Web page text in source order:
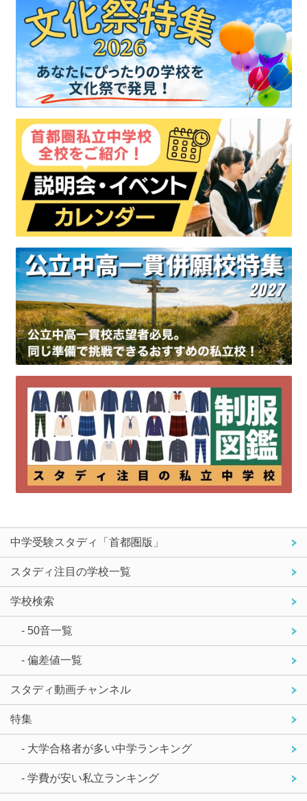
中学受験スタディ「首都圏版」
スタディ注目の学校一覧
学校検索
- 50音一覧
- 偏差値一覧
スタディ動画チャンネル
特集
- 大学合格者が多い中学ランキング
- 学費が安い私立ランキング